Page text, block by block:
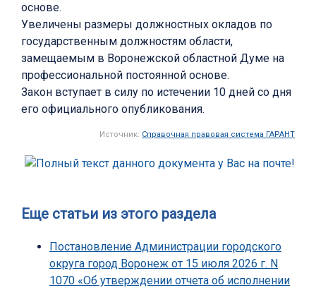
основе.
Увеличены размеры должностных окладов по
государственным должностям области,
замещаемым в Воронежской областной Думе на
профессиональной постоянной основе.
Закон вступает в силу по истечении 10 дней со дня
его официального опубликования.
Источник: Справочная правовая система ГАРАНТ
Еще статьи из этого раздела
Постановление Администрации городского
округа город Воронеж от 15 июля 2026 г. N
1070 «Об утверждении отчета об исполнении